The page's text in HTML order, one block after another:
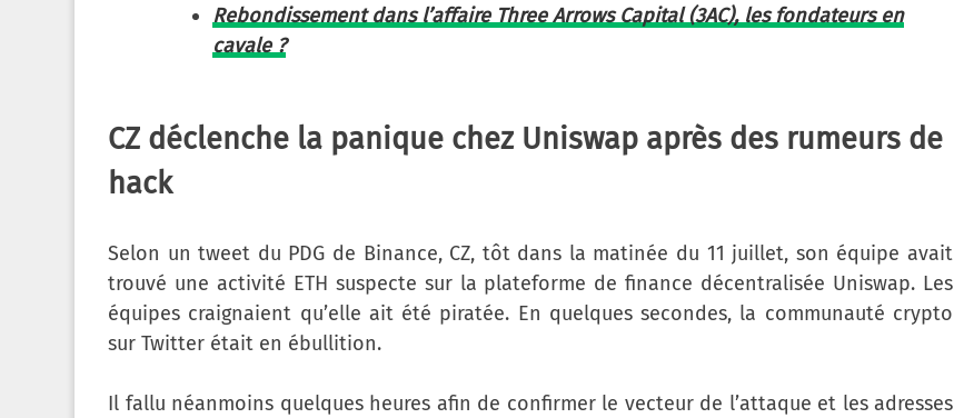
Rebondissement dans l’affaire Three Arrows Capital (3AC), les fondateurs en
cavale ?
CZ déclenche la panique chez Uniswap après des rumeurs de
hack
Selon un tweet du PDG de Binance, CZ, tôt dans la matinée du 11 juillet, son équipe avait
trouvé une activité ETH suspecte sur la plateforme de finance décentralisée Uniswap. Les
équipes craignaient qu’elle ait été piratée. En quelques secondes, la communauté crypto
sur Twitter était en ébullition.
Il fallu néanmoins quelques heures afin de confirmer le vecteur de l’attaque et les adresses